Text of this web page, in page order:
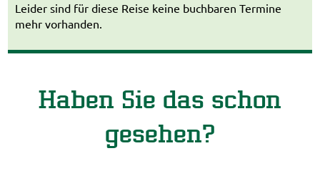
Leider sind für diese Reise keine buchbaren Termine
mehr vorhanden.
Haben Sie das schon
gesehen?